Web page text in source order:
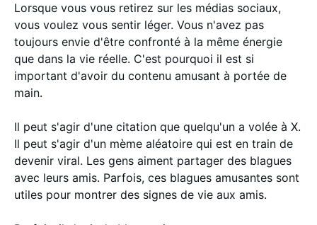
Lorsque vous vous retirez sur les médias sociaux,
vous voulez vous sentir léger. Vous n'avez pas
toujours envie d'être confronté à la même énergie
que dans la vie réelle. C'est pourquoi il est si
important d'avoir du contenu amusant à portée de
main.
Il peut s'agir d'une citation que quelqu'un a volée à X.
Il peut s'agir d'un mème aléatoire qui est en train de
devenir viral. Les gens aiment partager des blagues
avec leurs amis. Parfois, ces blagues amusantes sont
utiles pour montrer des signes de vie aux amis.